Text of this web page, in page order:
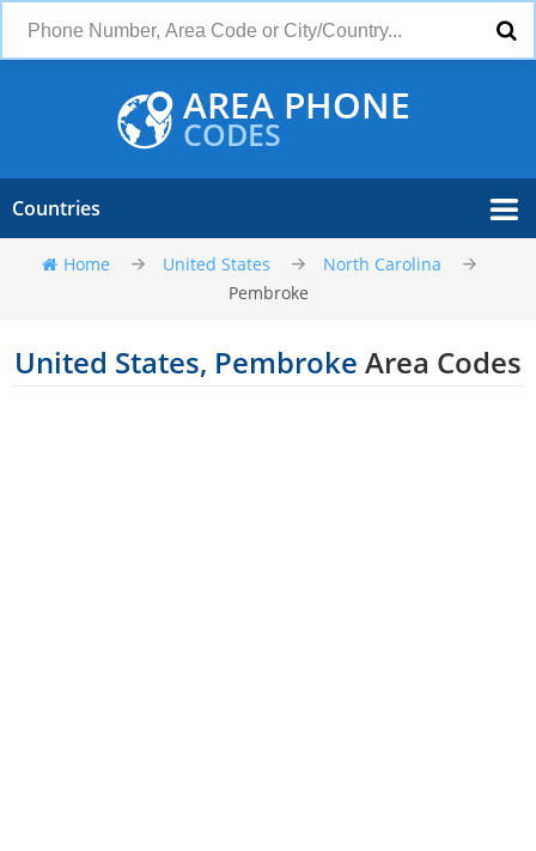
AREA PHONE
CODES
Countries
Home United States
North Carolina
Pembroke
United States, Pembroke Area Codes